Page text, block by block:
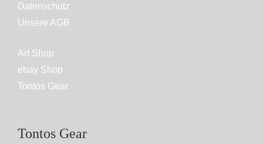
Datenschutz
Unsere AGB
Art Shop
ebay Shop
Tontos Gear
Tontos Gear